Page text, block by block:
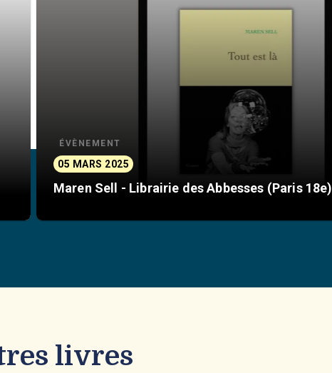
ÉVÈNEMENT
05 MARS 2025
Maren Sell - Librairie des Abbesses (Paris 18e)
livres